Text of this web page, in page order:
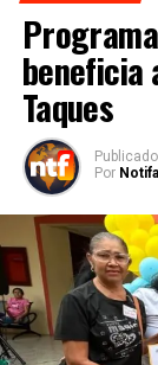
beneficia
Taques
Publicado
Por